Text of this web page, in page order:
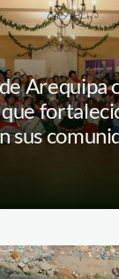
Arequipa
sus